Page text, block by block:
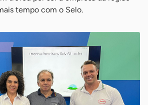
tempo com o Selo.